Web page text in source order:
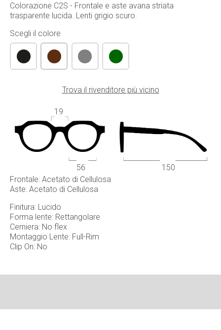
Frontale: Acetato di Cellulosa
Aste: Acetato di Cellulosa
Finitura: Lucido
Forma lente: Rettangolare
Cerniera: No flex
Montaggio Lente: Full-Rim
Clip On: No
Colorazione C2S - Frontale e aste avana striata
trasparente lucida. Lenti grigio scuro.
Scegli il colore
Trova il rivenditore più vicino
56
19
150